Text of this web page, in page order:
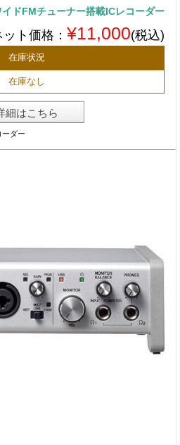
ドFMチューナー搭載ICレコーダー
ット価格： ¥11,000(税込)
在庫状況
在庫なし
細はこちら
ーダー